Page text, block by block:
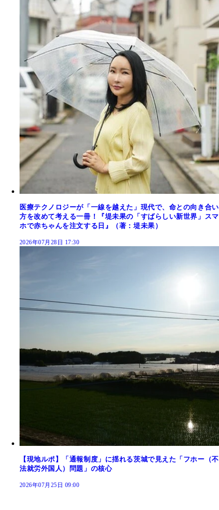
医療テクノロジーが「一線を越えた」現代で、命との向き合い
方を改めて考える一冊！『堤未果の「すばらしい新世界」スマ
ホで赤ちゃんを注文する日』（著：堤未果）
2026年07月28日 17:30
【現地ルポ】「通報制度」に揺れる茨城で見えた「フホー（不
法就労外国人）問題」の核心
2026年07月25日 09:00